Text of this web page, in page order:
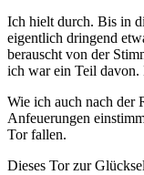
Ich hielt durch. Bis in
eigentlich dringend
berauscht von der
ich war ein Teil davon.
Wie ich auch nach der
Anfeuerungen
Tor fallen.
Dieses Tor zur